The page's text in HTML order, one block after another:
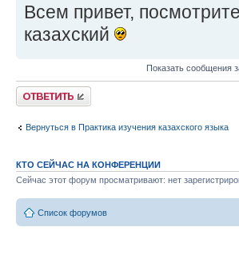
Всем привет,
казахский
Показать сообщения
Ответить
Вернуться в Практика изучения казахского языка
КТО СЕЙЧАС НА КОНФЕРЕНЦИИ
Сейчас этот форум просматривают: нет
Список форумов